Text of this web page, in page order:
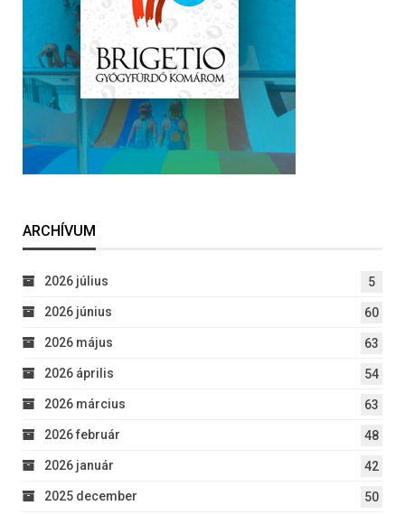
ARCHÍVUM
2026 július 5
2026 június 60
2026 május 63
2026 április 54
2026 március 63
2026 február 48
2026 január 42
2025 december 50